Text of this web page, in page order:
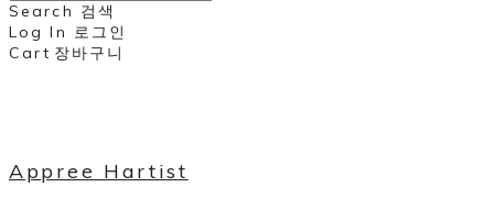
Search 검색
Log In 로그인
Cart 장바구니
Appree Hartist